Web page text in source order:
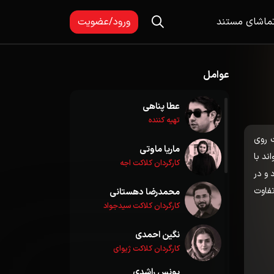
مستند ورود/عضویت
روی
با
و در
بی‌تفاوت
عوامل
عطا پناهی
تهیه کننده
ماریا ماوتی
کارگردان کلاکت اجه
محمدرضا دهستانی
کارگردان کلاکت سیدجواد
نگین احمدی
کارگردان کلاکت ژیوای